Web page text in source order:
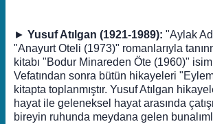
► Yusuf Atılgan (1921-1989): "Aylak
"Anayurt Oteli (1973)" romanlarıyla
kitabı "Bodur Minareden Öte (1960)"
Vefatından sonra bütün hikayeleri
kitapta toplanmıştır. Yusuf Atılgan
hayat ile geleneksel hayat arasında
bireyin ruhunda meydana gelen